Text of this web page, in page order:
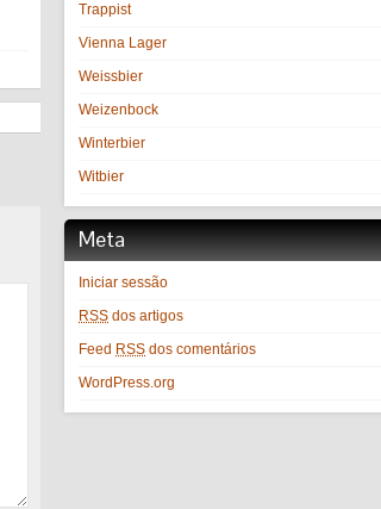
Trappist
Vienna Lager
Weissbier
Weizenbock
Winterbier
Witbier
Meta
Iniciar sessão
RSS dos artigos
Feed RSS dos comentários
WordPress.org